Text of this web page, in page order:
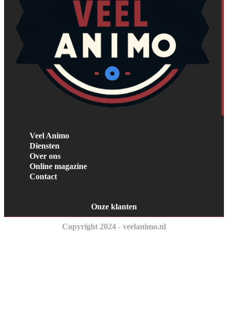
Veel Animo
Diensten
Over ons
Online magazine
Contact
Onze klanten
Copyright 2024 - veelanimo.nl